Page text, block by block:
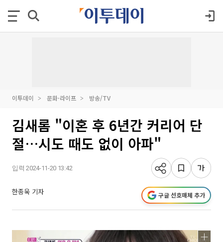
이투데이 문화·라이프 방송/TV
김새롬 "이혼 후 6년간 커리어 단
절…시도 때도 없이 아파"
입력 2024-11-20 13:42
한종욱 기자 구글 선호매체 추가